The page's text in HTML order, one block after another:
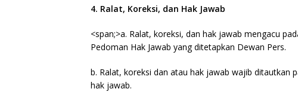
4. Ralat, Koreksi, dan Hak Jawab
<span;>a. Ralat, koreksi, dan hak jawab mengacu
Pedoman Hak Jawab yang ditetapkan Dewan Pers.
b. Ralat, koreksi dan atau hak jawab wajib ditautkan
hak jawab.